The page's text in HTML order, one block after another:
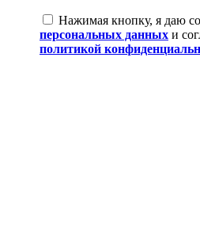
Нажимая кнопку, я даю
персональных данных и
политикой